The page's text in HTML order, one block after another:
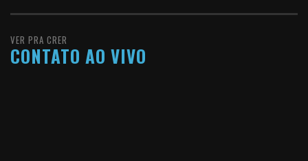
VER PRA CRER
CONTATO AO VIVO